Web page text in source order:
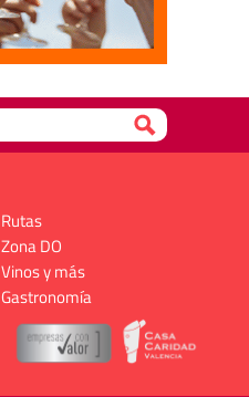
Rutas
Zona DO
Vinos y más
Gastronomía